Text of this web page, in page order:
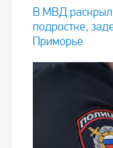
В МВД
подростке,
Приморье